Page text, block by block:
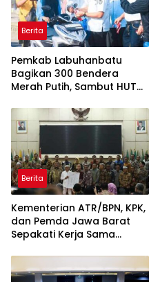
Berita
Pemkab Labuhanbatu
Bagikan 300 Bendera
Merah Putih, Sambut HUT
Berita
Kementerian ATR/BPN, KPK,
dan Pemda Jawa Barat
Sepakati Kerja Sama
Korupsi serta Penguatan
Ekonomi Daerah